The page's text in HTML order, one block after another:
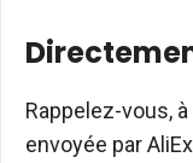
Rappelez-vous,
envoyée par